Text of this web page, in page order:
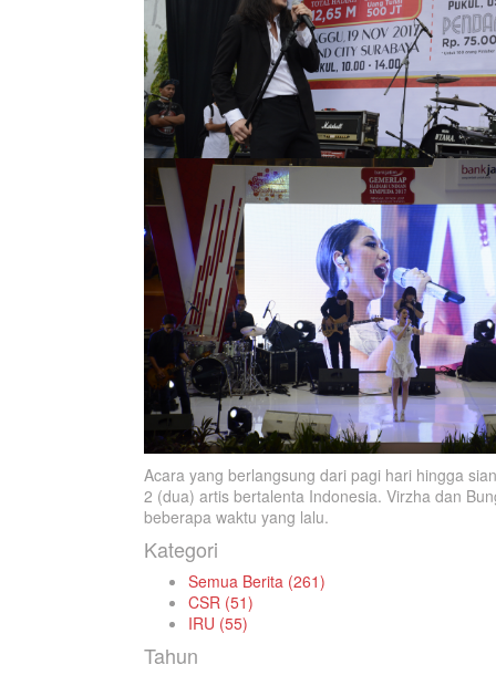
Acara yang berlangsung dari pagi hari hingga
2 (dua) artis bertalenta Indonesia. Virzha dan
beberapa waktu yang lalu.
Kategori
Semua Berita (261)
CSR (51)
IRU (55)
Tahun